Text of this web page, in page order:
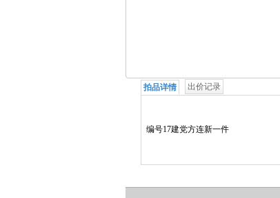
拍品详情 出价记录
编号17建党方连新一件